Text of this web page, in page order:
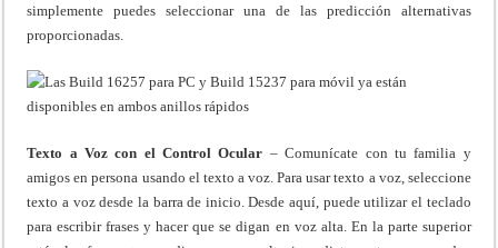
simplemente puedes seleccionar una de las predicción alternativas
proporcionadas.
Texto a Voz con el Control Ocular – Comunícate con tu familia y
amigos en persona usando el texto a voz. Para usar texto a voz, seleccione
texto a voz desde la barra de inicio. Desde aquí, puede utilizar el teclado
para escribir frases y hacer que se digan en voz alta. En la parte superior